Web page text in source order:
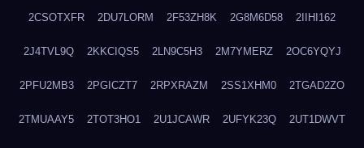
2CSOTXFR 2DU7LORM 2F53ZH8K 2G8M6D58 2IIHI162
2J4TVL9Q 2KKCIQS5 2LN9C5H3 2M7YMERZ 2OC6YQYJ
2PFU2MB3 2PGICZT7 2RPXRAZM 2SS1XHM0 2TGAD2ZO
2TMUAAY5 2TOT3HO1 2U1JCAWR 2UFYK23Q 2UT1DWVT